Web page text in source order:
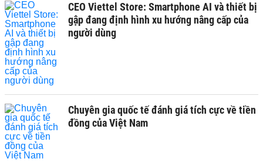
CEO Viettel Store: Smartphone AI và thiết bị
gập đang định hình xu hướng nâng cấp của
người dùng
Chuyên gia quốc tế đánh giá tích cực về tiền
đồng của Việt Nam